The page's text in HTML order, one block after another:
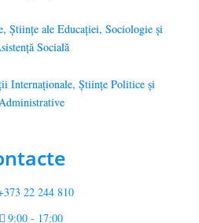
Ştiinţe ale Educaţiei, Sociologie și
Socială
Internaţionale, Ştiinţe Politice şi
22 244 810
9:00 - 17:00